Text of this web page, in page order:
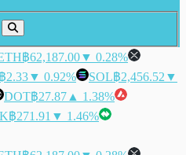
฿62,187.00▼ 0.28%
฿2.33▼ 0.92% SOL฿2,456.52 ▼
DOT฿27.87 ▲ 1.38%
฿271.91 ▼ 1.46%